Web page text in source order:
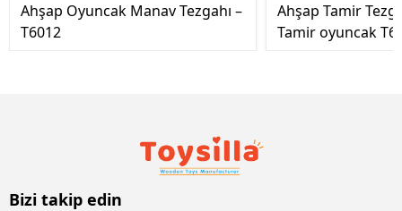
Ahşap Oyuncak Manav Tezgahı –
T6012
Ahşap Tamir
Tamir oyuncak
Bizi takip edin